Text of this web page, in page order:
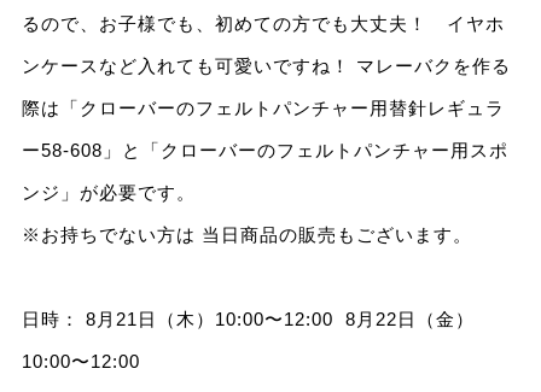
るので、お子様でも、初めての方でも大丈夫！ イヤホ
ンケースなど入れても可愛いですね！ マレーバクを作る
際は「クローバーのフェルトパンチャー用替針レギュラ
ー58-608」と「クローバーのフェルトパンチャー用スポ
ンジ」が必要です。
※お持ちでない方は 当日商品の販売もございます。
日時： 8月21日（木）10:00〜12:00 8月22日（金）
10:00〜12:00